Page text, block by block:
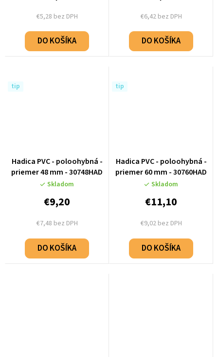
€5,28 bez DPH
DO KOŠÍKA
€6,42 bez DPH
DO KOŠÍKA
tip
Hadica PVC - poloohybná -
priemer 48 mm - 30748HAD
Skladom
€7,48 bez DPH
€9,20
DO KOŠÍKA
tip
Hadica PVC - poloohybná -
priemer 60 mm - 30760HAD
Skladom
€9,02 bez DPH
€11,10
DO KOŠÍKA